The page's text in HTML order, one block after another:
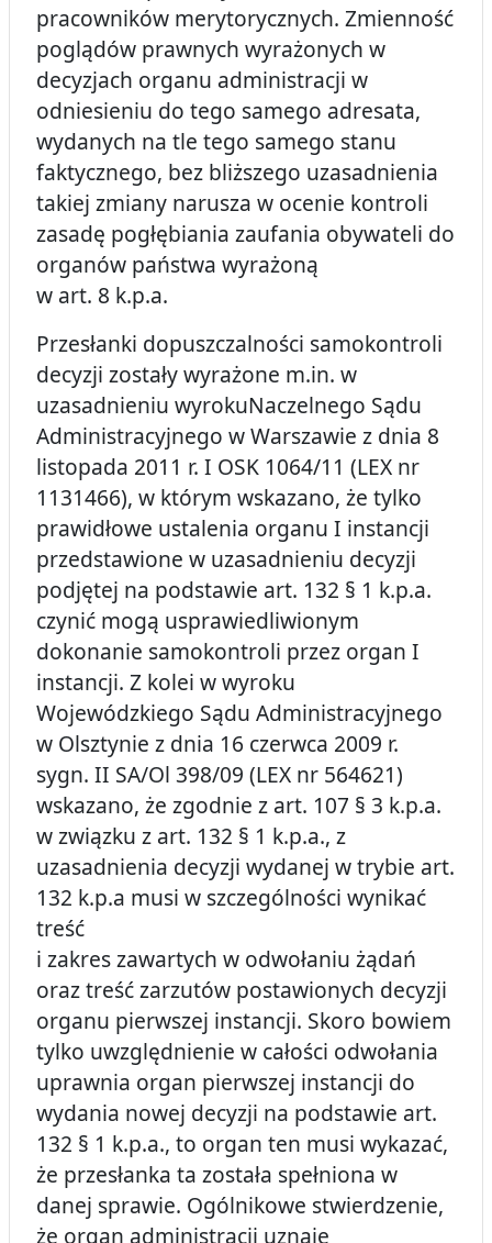
pracowników merytorycznych. Zmienność
poglądów prawnych wyrażonych w
decyzjach organu administracji w
odniesieniu do tego samego adresata,
wydanych na tle tego samego stanu
faktycznego, bez bliższego uzasadnienia
takiej zmiany narusza w ocenie kontroli
zasadę pogłębiania zaufania obywateli do
organów państwa wyrażoną
w art. 8 k.p.a.
Przesłanki dopuszczalności samokontroli
decyzji zostały wyrażone m.in. w
uzasadnieniu wyrokuNaczelnego Sądu
Administracyjnego w Warszawie z dnia 8
listopada 2011 r. I OSK 1064/11 (LEX nr
1131466), w którym wskazano, że tylko
prawidłowe ustalenia organu I instancji
przedstawione w uzasadnieniu decyzji
podjętej na podstawie art. 132 § 1 k.p.a.
czynić mogą usprawiedliwionym
dokonanie samokontroli przez organ I
instancji. Z kolei w wyroku
Wojewódzkiego Sądu Administracyjnego
w Olsztynie z dnia 16 czerwca 2009 r.
sygn. II SA/Ol 398/09 (LEX nr 564621)
wskazano, że zgodnie z art. 107 § 3 k.p.a.
w związku z art. 132 § 1 k.p.a., z
uzasadnienia decyzji wydanej w trybie art.
132 k.p.a musi w szczególności wynikać
treść
i zakres zawartych w odwołaniu żądań
oraz treść zarzutów postawionych decyzji
organu pierwszej instancji. Skoro bowiem
tylko uwzględnienie w całości odwołania
uprawnia organ pierwszej instancji do
wydania nowej decyzji na podstawie art.
132 § 1 k.p.a., to organ ten musi wykazać,
że przesłanka ta została spełniona w
danej sprawie. Ogólnikowe stwierdzenie,
że organ administracji uznaje